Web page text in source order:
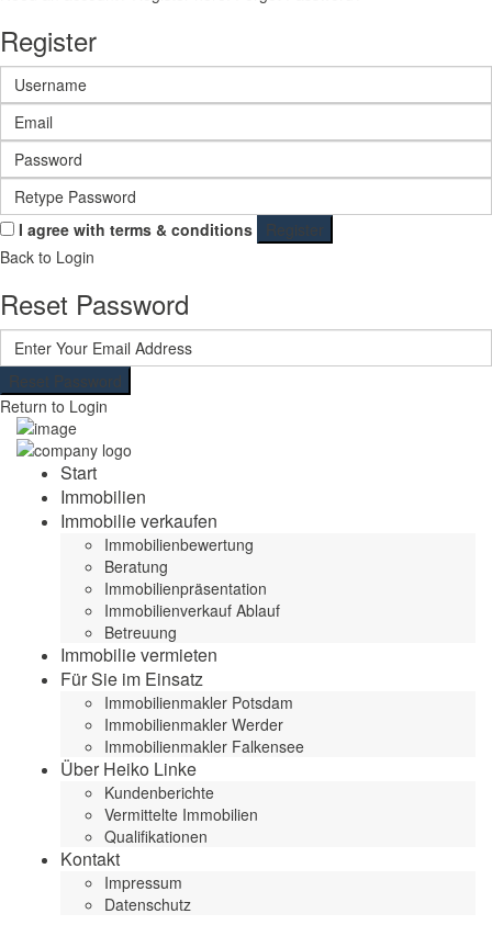
Register
I agree with terms & conditions
Register
Back to Login
Reset Password
Reset Password
Return to Login
Start
Immobilien
Immobilie verkaufen
Immobilienbewertung
Beratung
Immobilienpräsentation
Immobilienverkauf Ablauf
Betreuung
Immobilie vermieten
Für Sie im Einsatz
Immobilienmakler Potsdam
Immobilienmakler Werder
Immobilienmakler Falkensee
Über Heiko Linke
Kundenberichte
Vermittelte Immobilien
Qualifikationen
Kontakt
Impressum
Datenschutz